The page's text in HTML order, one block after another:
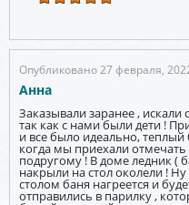
Опубликовано 27 февраля,
Анна
Заказывали заранее ,
так как с нами были дети !
и все было идеально,
когда мы приехали отмечать
подругому ! В доме ледник (
накрыли на стол околели !
столом баня нагреется и
отправились в парилку ,